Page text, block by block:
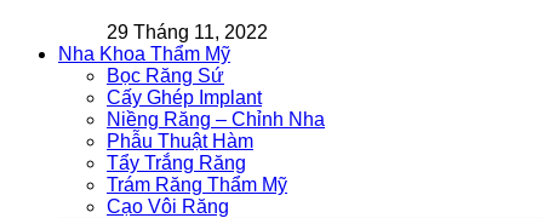
29 Tháng 11, 2022
Nha Khoa Thẩm Mỹ
Bọc Răng Sứ
Cấy Ghép Implant
Niềng Răng – Chỉnh Nha
Phẫu Thuật Hàm
Tẩy Trắng Răng
Trám Răng Thẩm Mỹ
Cạo Vôi Răng